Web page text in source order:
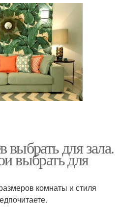
выбрать для зала.
выбрать для
комнаты и стиля